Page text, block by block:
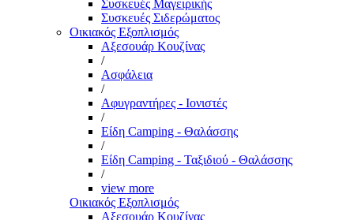
Συσκευές Μαγειρικής
Συσκευές Σιδερώματος
Οικιακός Εξοπλισμός
Αξεσουάρ Κουζίνας
/
Ασφάλεια
/
Αφυγραντήρες - Ιονιστές
/
Είδη Camping - Θαλάσσης
/
Είδη Camping - Ταξιδιού - Θαλάσσης
/
view more
Οικιακός Εξοπλισμός
Αξεσουάρ Κουζίνας